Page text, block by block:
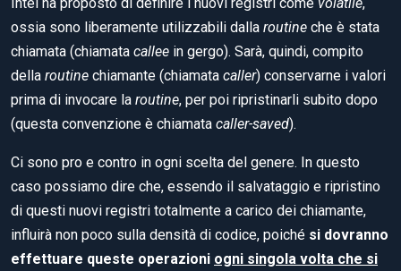
ossia sono liberamente utilizzabili dalla routine che è stata
chiamata (chiamata callee in gergo). Sarà, quindi, compito
della routine chiamante (chiamata caller) conservarne i valori
prima di invocare la routine, per poi ripristinarli subito dopo
(questa convenzione è chiamata caller-saved).
Ci sono pro e contro in ogni scelta del genere. In questo
caso possiamo dire che, essendo il salvataggio e ripristino
di questi nuovi registri totalmente a carico dei chiamante,
influirà non poco sulla densità di codice, poiché si dovranno
effettuare queste operazioni ogni singola volta che si